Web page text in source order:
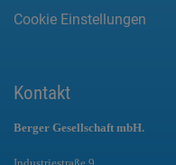
Cookie Einstellungen
Kontakt
Berger Gesellschaft mbH.